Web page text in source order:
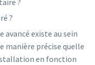
?
?
avancé existe au sein
manière précise quelle
en fonction